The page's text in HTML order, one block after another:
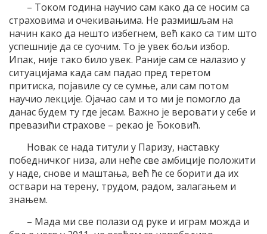
– Током година научио сам како да се носим са
страховима и очекивањима. Не размишљам на
начин како да нешто избегнем, већ како са тим што
успешније да се суочим. То је увек бољи избор.
Ипак, није тако било увек. Раније сам се налазио у
ситуацијама када сам падао пред теретом
притиска, појавиле су се сумње, али сам потом
научио лекције. Ојачао сам и то ми је помогло да
данас будем ту где јесам. Важно је веровати у себе и
превазићи страхове – рекао је Ђоковић.
Новак се нада титули у Паризу, наставку
победничког низа, али неће све амбиције положити
у наде, снове и маштања, већ ће се борити да их
оствари на терену, трудом, радом, залагањем и
знањем.
– Мада ми све полази од руке и играм можда и